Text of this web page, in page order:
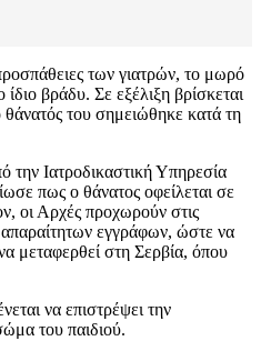
των γιατρών, το μωρό
βράδυ. Σε εξέλιξη βρίσκεται
θάνατός του σημειώθηκε κατά τη
Ιατροδικαστική Υπηρεσία
πως ο θάνατος οφείλεται σε
οι Αρχές προχωρούν στις
απαραίτητων εγγράφων, ώστε να
μεταφερθεί στη Σερβία, όπου
να επιστρέψει την
του παιδιού.